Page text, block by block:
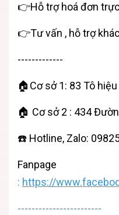
👉Hỗ trợ hoá đơn
👉Tư vấn , hỗ trợ
-------------
🏠Cơ sở 1: 83 Tô
🏠 Cơ sở 2 : 434
☎️ Hotline, Zalo:
Fanpage
: https://
------------------------